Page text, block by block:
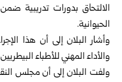
الالتحاق بدورات تدريبية
الحيوانية.
وأشار البلان إلى أن هذا
والأداء المهني للأطباء
ولفت البلان إلى أن مجلس